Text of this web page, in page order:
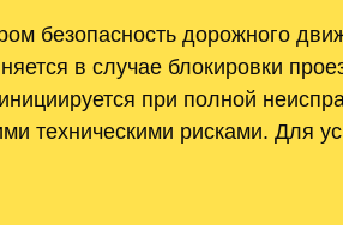
безопасность дорожного
в случае блокировки
при полной
техническими рисками. Для